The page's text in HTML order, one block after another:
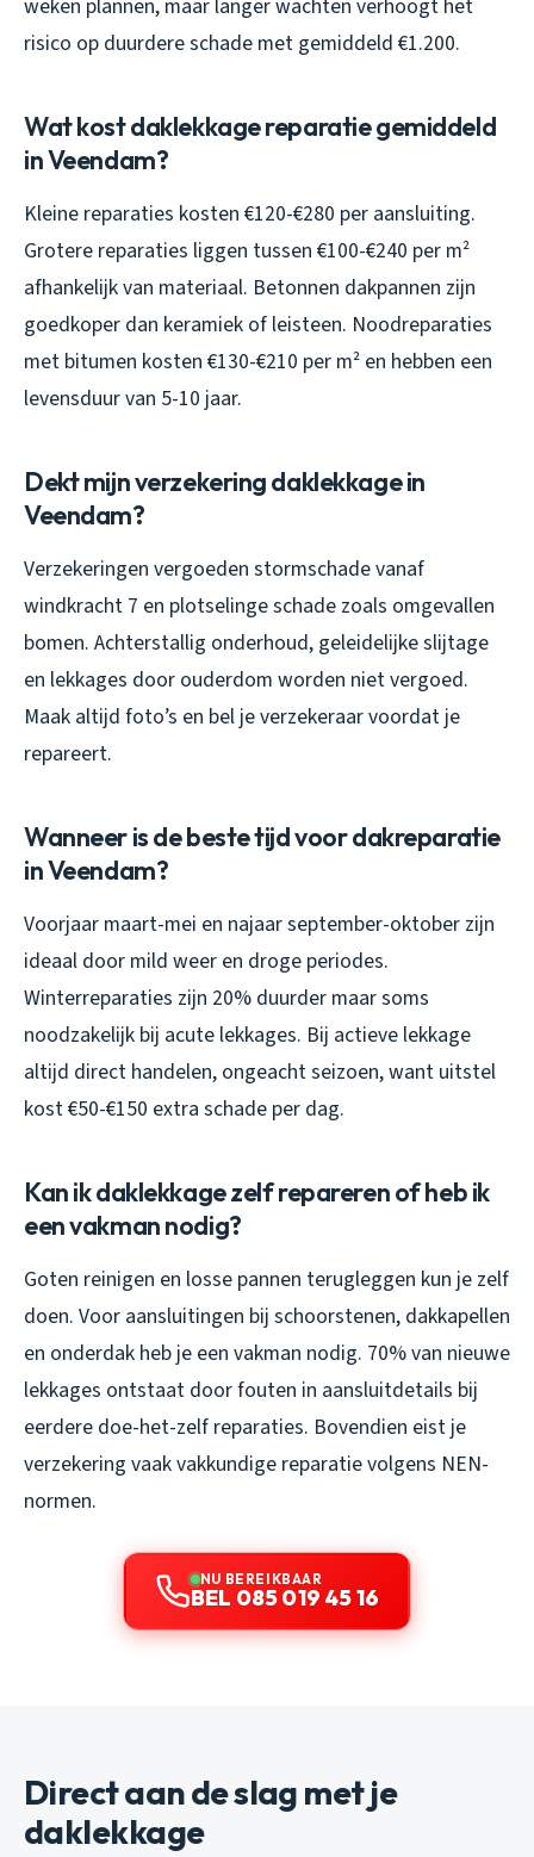
weken plannen, maar langer wachten verhoogt het
risico op duurdere schade met gemiddeld €1.200.
Wat kost daklekkage reparatie gemiddeld
in Veendam?
Kleine reparaties kosten €120-€280 per aansluiting.
Grotere reparaties liggen tussen €100-€240 per m²
afhankelijk van materiaal. Betonnen dakpannen zijn
goedkoper dan keramiek of leisteen. Noodreparaties
met bitumen kosten €130-€210 per m² en hebben een
levensduur van 5-10 jaar.
Dekt mijn verzekering daklekkage in
Veendam?
Verzekeringen vergoeden stormschade vanaf
windkracht 7 en plotselinge schade zoals omgevallen
bomen. Achterstallig onderhoud, geleidelijke slijtage
en lekkages door ouderdom worden niet vergoed.
Maak altijd foto’s en bel je verzekeraar voordat je
repareert.
Wanneer is de beste tijd voor dakreparatie
in Veendam?
Voorjaar maart-mei en najaar september-oktober zijn
ideaal door mild weer en droge periodes.
Winterreparaties zijn 20% duurder maar soms
noodzakelijk bij acute lekkages. Bij actieve lekkage
altijd direct handelen, ongeacht seizoen, want uitstel
kost €50-€150 extra schade per dag.
Kan ik daklekkage zelf repareren of heb ik
een vakman nodig?
Goten reinigen en losse pannen terugleggen kun je zelf
doen. Voor aansluitingen bij schoorstenen, dakkapellen
en onderdak heb je een vakman nodig. 70% van nieuwe
lekkages ontstaat door fouten in aansluitdetails bij
eerdere doe-het-zelf reparaties. Bovendien eist je
verzekering vaak vakkundige reparatie volgens NEN-
normen.
NU BEREIKBAAR
BEL 085 019 45 16
Direct aan de slag met je
daklekkage